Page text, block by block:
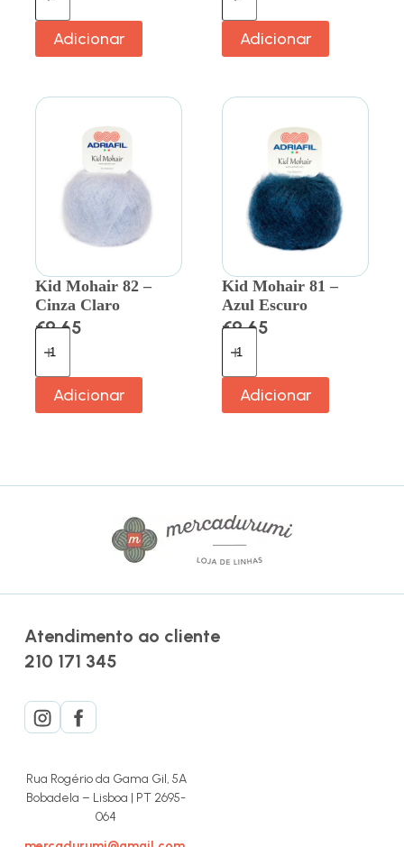
Adicionar Adicionar
Kid Mohair 82 –
Cinza Claro
€9.65
Adicionar
Kid Mohair 81 –
Azul Escuro
€9.65
Adicionar
Atendimento ao cliente
210 171 345
Rua Rogério da Gama Gil, 5A
Bobadela – Lisboa | PT 2695-
064